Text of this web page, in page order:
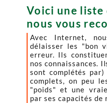
Voici une liste
nous vous
Avec Internet,
délaisser les "bon
erreur. Ils
nos connaissances.
sont complétés
complets, on peu
"poids" et une
par ses capacités de